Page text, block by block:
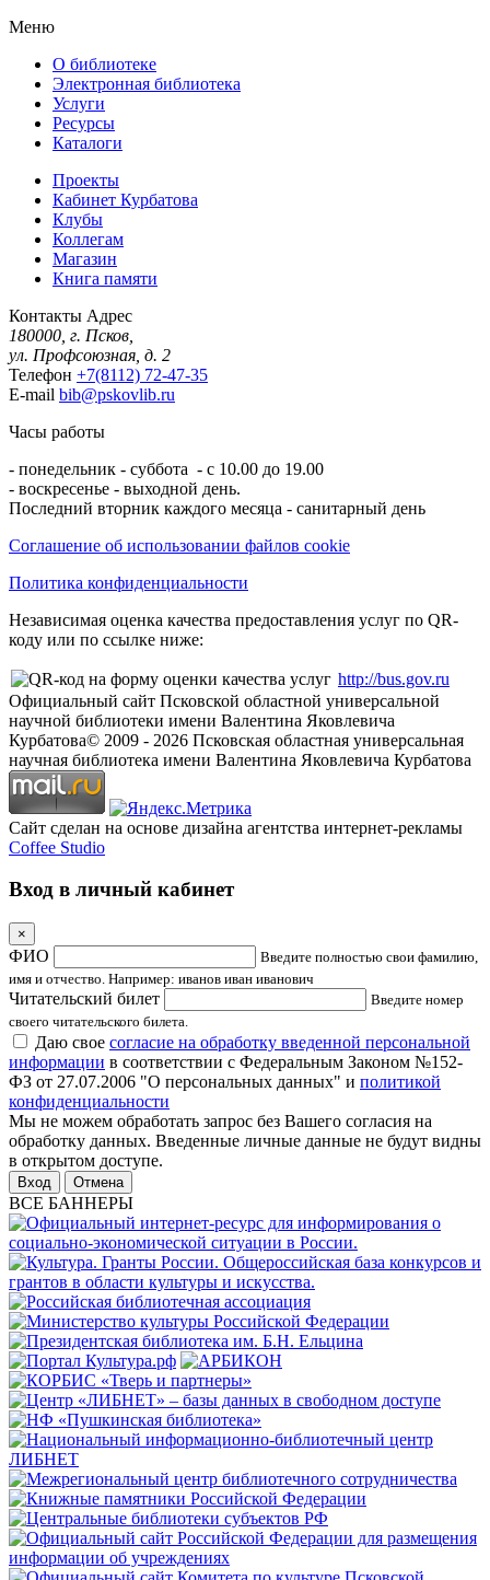
Меню
О библиотеке
Электронная библиотека
Услуги
Ресурсы
Каталоги
Проекты
Кабинет Курбатова
Клубы
Коллегам
Магазин
Книга памяти
Контакты Адрес
180000, г. Псков,
ул. Профсоюзная, д. 2
Телефон +7(8112) 72-47-35
E-mail bib@pskovlib.ru
Часы работы
- понедельник - суббота - с 10.00 до 19.00
- воскресенье - выходной день.
Последний вторник каждого месяца - санитарный день
Соглашение об использовании файлов cookie
Политика конфиденциальности
Независимая оценка качества предоставления услуг по QR-
коду или по ссылке ниже:
http://bus.gov.ru
Официальный сайт Псковской областной универсальной
научной библиотеки имени Валентина Яковлевича
Курбатова© 2009 - 2026 Псковская областная универсальная
научная библиотека имени Валентина Яковлевича Курбатова
Сайт сделан на основе дизайна агентства интернет-рекламы
Coffee Studio
Вход в личный кабинет
×
ФИО
Введите полностью свои фамилию,
имя и отчество. Например: иванов иван иванович
Читательский билет
Введите номер
своего читательского билета.
Даю свое согласие на обработку введенной персональной
информации в соответствии с Федеральным Законом №152-
ФЗ от 27.07.2006 "О персональных данных" и политикой
конфиденциальности
Мы не можем обработать запрос без Вашего согласия на
обработку данных. Введенные личные данные не будут видны
в открытом доступе.
Отмена
ВСЕ БАННЕРЫ